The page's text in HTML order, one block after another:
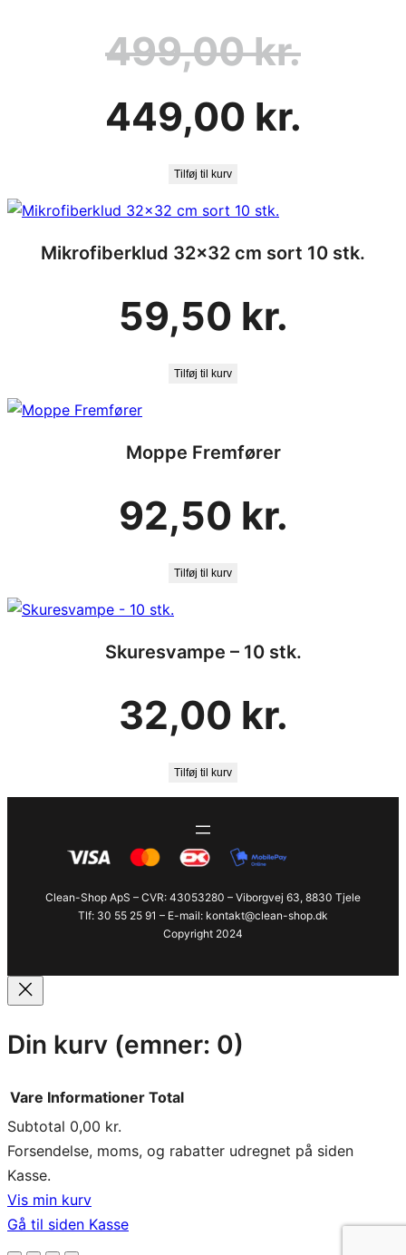
499,00kr.
oprindelige
pris
449,00 kr.
Tilføj til kurv
Mikrofiberklud 32×32 cm sort 10 stk.
59,50 kr.
Tilføj til kurv
Moppe Fremfører
92,50 kr.
Tilføj til kurv
Skuresvampe – 10 stk.
32,00 kr.
Tilføj til kurv
Clean-Shop ApS – CVR: 43053280 – Viborgvej 63, 8830 Tjele
Tlf: 30 55 25 91 – E-mail: kontakt@clean-shop.dk
Copyright 2024
Din kurv (emner: 0)
Varer
i
indkøbskurv
Vare Informationer Total
Subtotal 0,00 kr.
Forsendelse, moms, og rabatter udregnet på siden
Kasse.
Vis min kurv
Gå til siden Kasse